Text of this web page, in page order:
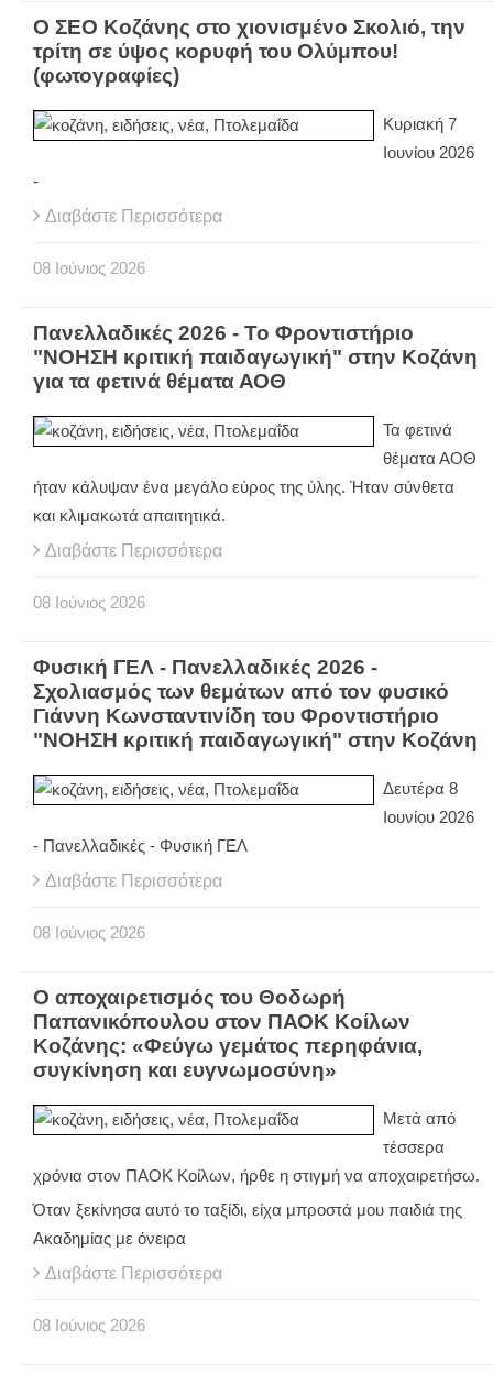
Ο ΣΕΟ Κοζάνης στο χιονισμένο Σκολιό, την
τρίτη σε ύψος κορυφή του Ολύμπου!
(φωτογραφίες)
Κυριακή 7
Ιουνίου 2026
-
Διαβάστε Περισσότερα
08 Ιούνιος 2026
Πανελλαδικές 2026 - Το Φροντιστήριο
"ΝΟΗΣΗ κριτική παιδαγωγική" στην Κοζάνη
για τα φετινά θέματα ΑΟΘ
Τα φετινά
θέματα ΑΟΘ
ήταν κάλυψαν ένα μεγάλο εύρος της ύλης. Ήταν σύνθετα
και κλιμακωτά απαιτητικά.
Διαβάστε Περισσότερα
08 Ιούνιος 2026
Φυσική ΓΕΛ - Πανελλαδικές 2026 -
Σχολιασμός των θεμάτων από τον φυσικό
Γιάννη Κωνσταντινίδη του Φροντιστήριο
"ΝΟΗΣΗ κριτική παιδαγωγική" στην Κοζάνη
Δευτέρα 8
Ιουνίου 2026
- Πανελλαδικές - Φυσική ΓΕΛ
Διαβάστε Περισσότερα
08 Ιούνιος 2026
Ο αποχαιρετισμός του Θοδωρή
Παπανικόπουλου στον ΠΑΟΚ Κοίλων
Κοζάνης: «Φεύγω γεμάτος περηφάνια,
συγκίνηση και ευγνωμοσύνη»
Μετά από
τέσσερα
χρόνια στον ΠΑΟΚ Κοίλων, ήρθε η στιγμή να αποχαιρετήσω.
Όταν ξεκίνησα αυτό το ταξίδι, είχα μπροστά μου παιδιά της
Ακαδημίας με όνειρα
Διαβάστε Περισσότερα
08 Ιούνιος 2026